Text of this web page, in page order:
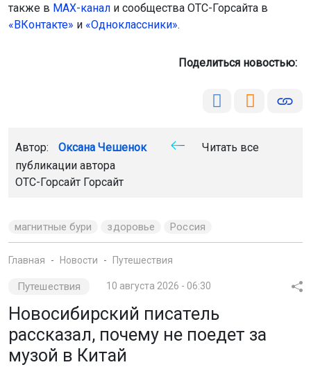
также в МАХ-канал и сообщества ОТС-Горсайта в
«ВКонтакте» и «Одноклассники».
Поделиться новостью:
Автор: Оксана Чешенок
Читать все
публикации автора
ОТС-Горсайт Горсайт
магнитные бури здоровье Россия
Главная Новости Путешествия
Путешествия 10 августа 2026 - 06:30
Новосибирский писатель
рассказал, почему не поедет за
музой в Китай